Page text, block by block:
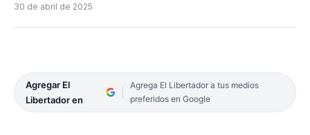
30 de abril de 2025
Agregar El
Libertador en
Agrega El Libertador a tus medios
preferidos en Google